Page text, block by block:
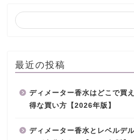
最近の投稿
ディメーター香水はどこで買
得な買い方【2026年版】
ディメーター香水とレベルデ